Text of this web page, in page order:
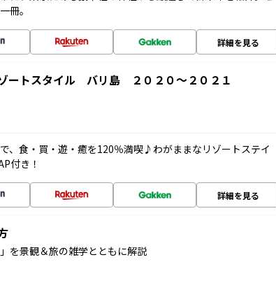
冊。
詳細を見る
トスタイル バリ島 ２０２０～２０２１
、食・買・遊・癒を120％満喫♪わがままなリゾートステイ
付き！
詳細を見る
を景観＆旅の雑学とともに解説